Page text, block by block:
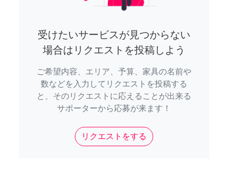
受けたいサービスが見つからない
場合はリクエストを投稿しよう
ご希望内容、エリア、予算、家具の名前や
数などを入力してリクエストを投稿する
と、そのリクエストに応えることが出来る
サポーターから応募が来ます！
リクエストをする